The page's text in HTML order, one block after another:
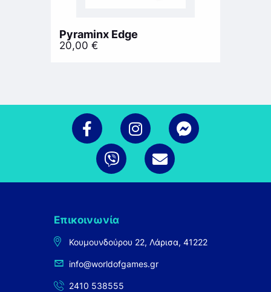
Pyraminx Edge
20,00 €
Επικοινωνία
Κουμουνδούρου 22, Λάρισα, 41222
info@worldofgames.gr
2410 538555